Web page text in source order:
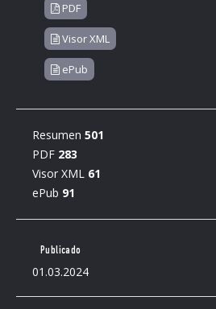
PDF
Visor XML
ePub
Resumen 501
PDF 283
Visor XML 61
ePub 91
Publicado
01.03.2024